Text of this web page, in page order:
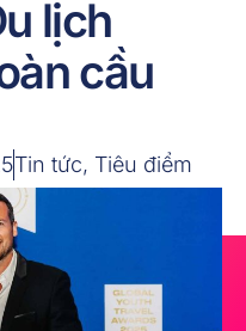
lịch
cầu
Tin tức, Tiêu điểm